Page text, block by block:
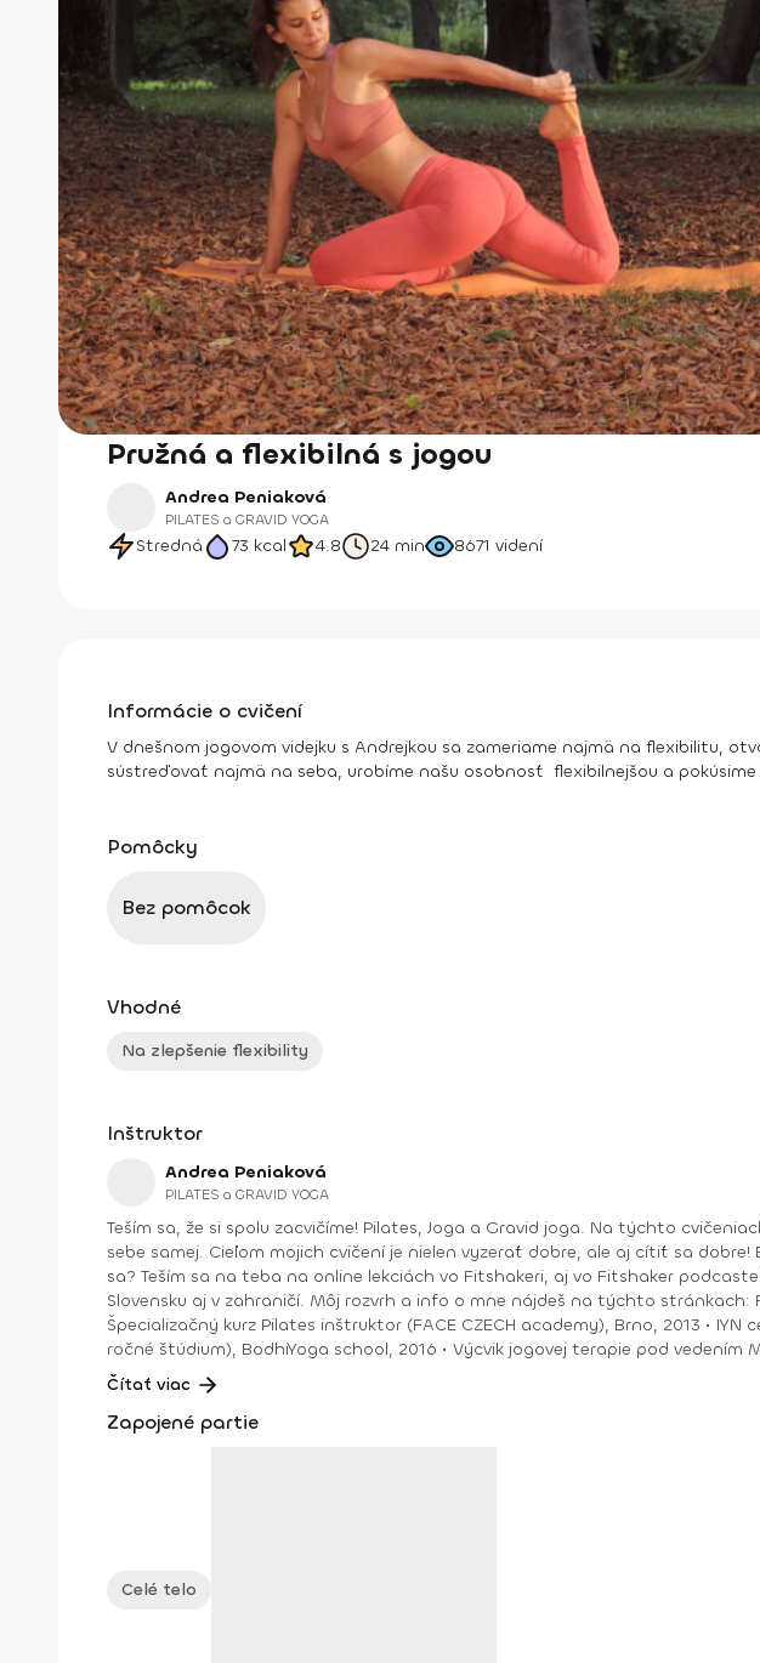
Pružná a flexibilná s jogou
Andrea Peniaková
PILATES a GRAVID YOGA
Stredná 73 kcal 4.8 24 min 8671 videní
Informácie o cvičení
V dnešnom jogovom videjku s Andrejkou sa zameriame najmä na flexibilitu,
sústreďovať najmä na seba, urobíme našu osobnosť flexibilnejšou a
Pomôcky
Bez pomôcok
Vhodné
Na zlepšenie flexibility
Inštruktor
Andrea Peniaková
PILATES a GRAVID YOGA
Teším sa, že si spolu zacvičíme! Pilates, Joga a Gravid joga. Na týchto cvičeniach sa spolu uvidíme. Zlepšíme držanie tela, silu aj ohybnosť, dýchanie a verím, že aj vzťah k
sebe samej. Cieľom mojich cvičení je nielen vyzerať dobre, ale aj cítiť sa dobre!
sa? Teším sa na teba na online lekciách vo Fitshakeri, aj vo Fitshaker podcaste! Taktiež osobne na mojich hodinách v Bratislave alebo na pobytoch, ktoré organizujem na
Slovensku aj v zahraničí. Môj rozvrh a info o mne nájdeš na týchto stránkach: FB: www.facebook.com/flowandrea9 IG : @andrea_mindfulflow Dosiahnuté vzdelanie: •
Špecializačný kurz Pilates inštruktor (FACE CZECH academy), Brno, 2013 • IYN certificate – Mindfulness Yoga Instructor (mesačný intenzívny výcvik v Španielsku a následné
ročné štúdium), BodhiYoga school, 2016 • Výcvik jogovej terapie pod vedením M. Ďuriša, Bratislava, júl 2017 • Gravid Yoga špecializácia, Akadémia Powerjoga Slovensko,
Čítať viac
Zapojené partie
Celé telo